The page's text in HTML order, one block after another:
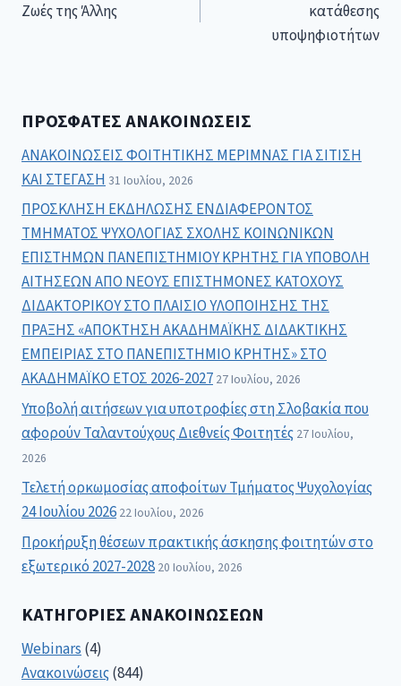
Ζωές της Άλλης
κατάθεσης
υποψηφιοτήτων
ΠΡΌΣΦΑΤΕΣ ΑΝΑΚΟΙΝΏΣΕΙΣ
ΑΝΑΚΟΙΝΩΣΕΙΣ ΦΟΙΤΗΤΙΚΗΣ ΜΕΡΙΜΝΑΣ ΓΙΑ ΣΙΤΙΣΗ
ΚΑΙ ΣΤΕΓΑΣΗ 31 Ιουλίου, 2026
ΠΡΟΣΚΛΗΣΗ ΕΚΔΗΛΩΣΗΣ ΕΝΔΙΑΦΕΡΟΝΤΟΣ
ΤΜΗΜΑΤΟΣ ΨΥΧΟΛΟΓΙΑΣ ΣΧΟΛΗΣ ΚΟΙΝΩΝΙΚΩΝ
ΕΠΙΣΤΗΜΩΝ ΠΑΝΕΠΙΣΤΗΜΙΟΥ ΚΡΗΤΗΣ ΓΙΑ ΥΠΟΒΟΛΗ
ΑΙΤΗΣΕΩΝ ΑΠΟ ΝΕΟΥΣ ΕΠΙΣΤΗΜΟΝΕΣ ΚΑΤΟΧΟΥΣ
ΔΙΔΑΚΤΟΡΙΚΟΥ ΣΤΟ ΠΛΑΙΣΙΟ ΥΛΟΠΟΙΗΣΗΣ ΤΗΣ
ΠΡΑΞΗΣ «ΑΠΟΚΤΗΣΗ ΑΚΑΔΗΜΑΪΚΗΣ ΔΙΔΑΚΤΙΚΗΣ
ΕΜΠΕΙΡΙΑΣ ΣΤΟ ΠΑΝΕΠΙΣΤΗΜΙΟ ΚΡΗΤΗΣ» ΣΤΟ
ΑΚΑΔΗΜΑΪΚΟ ΕΤΟΣ 2026-2027 27 Ιουλίου, 2026
Υποβολή αιτήσεων για υποτροφίες στη Σλοβακία που
αφορούν Ταλαντούχους Διεθνείς Φοιτητές 27 Ιουλίου,
2026
Τελετή ορκωμοσίας αποφοίτων Τμήματος Ψυχολογίας
24 Ιουλίου 2026 22 Ιουλίου, 2026
Προκήρυξη θέσεων πρακτικής άσκησης φοιτητών στο
εξωτερικό 2027-2028 20 Ιουλίου, 2026
ΚΑΤΗΓΟΡΊΕΣ ΑΝΑΚΟΙΝΏΣΕΩΝ
Webinars(4)
Ανακοινώσεις(844)